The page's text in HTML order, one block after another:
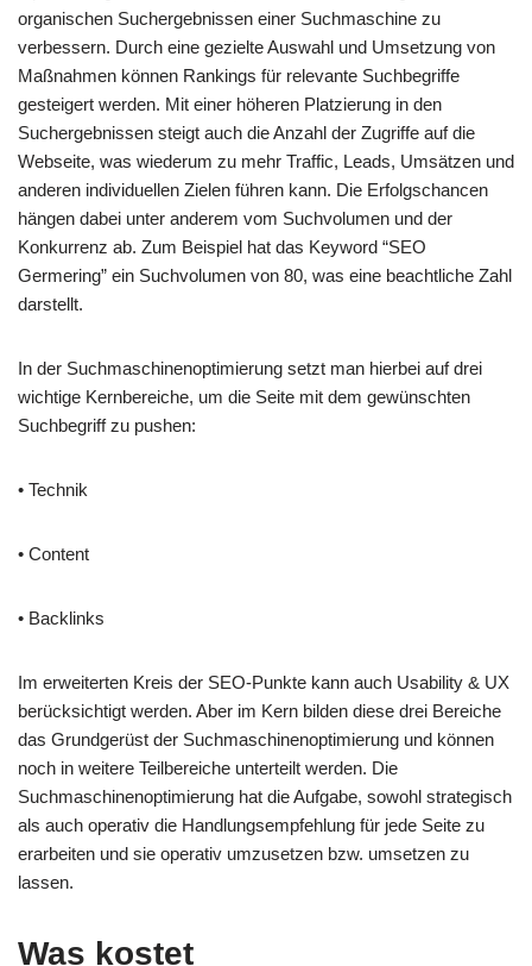
organischen Suchergebnissen einer Suchmaschine zu
verbessern. Durch eine gezielte Auswahl und Umsetzung von
Maßnahmen können Rankings für relevante Suchbegriffe
gesteigert werden. Mit einer höheren Platzierung in den
Suchergebnissen steigt auch die Anzahl der Zugriffe auf die
Webseite, was wiederum zu mehr Traffic, Leads, Umsätzen und
anderen individuellen Zielen führen kann. Die Erfolgschancen
hängen dabei unter anderem vom Suchvolumen und der
Konkurrenz ab. Zum Beispiel hat das Keyword “SEO
Germering” ein Suchvolumen von 80, was eine beachtliche Zahl
darstellt.
In der Suchmaschinenoptimierung setzt man hierbei auf drei
wichtige Kernbereiche, um die Seite mit dem gewünschten
Suchbegriff zu pushen:
• Technik
• Content
• Backlinks
Im erweiterten Kreis der SEO-Punkte kann auch Usability & UX
berücksichtigt werden. Aber im Kern bilden diese drei Bereiche
das Grundgerüst der Suchmaschinenoptimierung und können
noch in weitere Teilbereiche unterteilt werden. Die
Suchmaschinenoptimierung hat die Aufgabe, sowohl strategisch
als auch operativ die Handlungsempfehlung für jede Seite zu
erarbeiten und sie operativ umzusetzen bzw. umsetzen zu
lassen.
Was kostet